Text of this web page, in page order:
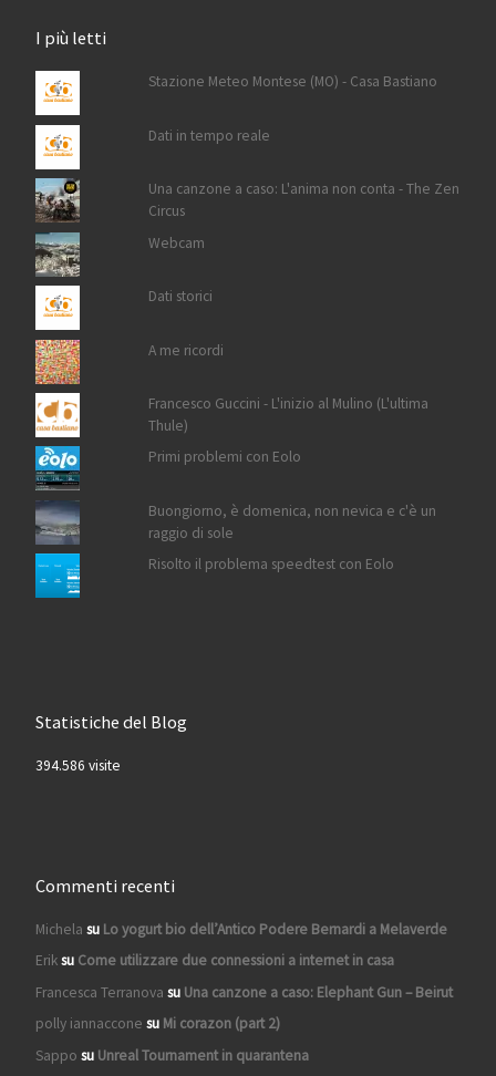
I più letti
Stazione Meteo Montese (MO) - Casa Bastiano
Dati in tempo reale
Una canzone a caso: L'anima non conta - The Zen
Circus
Webcam
Dati storici
A me ricordi
Francesco Guccini - L'inizio al Mulino (L'ultima
Thule)
Primi problemi con Eolo
Buongiorno, è domenica, non nevica e c'è un
raggio di sole
Risolto il problema speedtest con Eolo
Statistiche del Blog
394.586 visite
Commenti recenti
Michela su Lo yogurt bio dell’Antico Podere Bernardi a Melaverde
Eriksu Come utilizzare due connessioni a internet in casa
Francesca Terranova su Una canzone a caso: Elephant Gun – Beirut
polly iannaccone su Mi corazon (part 2)
Sappo su Unreal Tournament in quarantena